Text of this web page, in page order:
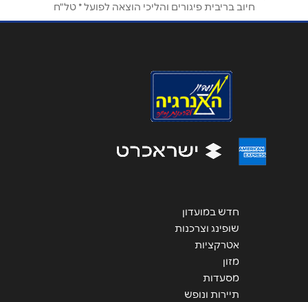
אימייל *
אנא חזרו אלי בקשר ל...
חיוב בריבית פיגורים והליכי הוצאה לפועל * טל"ח
חדש במועדון
שופינג וצרכנות
אטרקציות
מזון
מסעדות
תיירות ונופש